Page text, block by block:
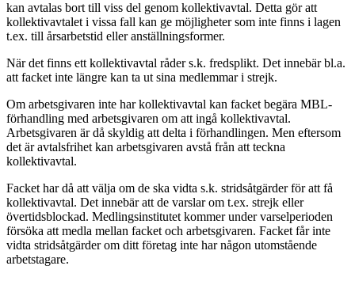
kan avtalas bort till viss del genom kollektivavtal. Detta gör att
kollektivavtalet i vissa fall kan ge möjligheter som inte finns i lagen
t.ex. till årsarbetstid eller anställningsformer.
När det finns ett kollektivavtal råder s.k. fredsplikt. Det innebär bl.a.
att facket inte längre kan ta ut sina medlemmar i strejk.
Om arbetsgivaren inte har kollektivavtal kan facket begära MBL-
förhandling med arbetsgivaren om att ingå kollektivavtal.
Arbetsgivaren är då skyldig att delta i förhandlingen. Men eftersom
det är avtalsfrihet kan arbetsgivaren avstå från att teckna
kollektivavtal.
Facket har då att välja om de ska vidta s.k. stridsåtgärder för att få
kollektivavtal. Det innebär att de varslar om t.ex. strejk eller
övertidsblockad. Medlingsinstitutet kommer under varselperioden
försöka att medla mellan facket och arbetsgivaren. Facket får inte
vidta stridsåtgärder om ditt företag inte har någon utomstående
arbetstagare.